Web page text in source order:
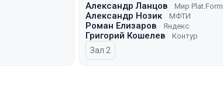
Александр Ланцов Мир Plat.Form
Александр Нозик МФТИ
Роман Елизаров Яндекс
Григорий Кошелев Контур
Зал 2